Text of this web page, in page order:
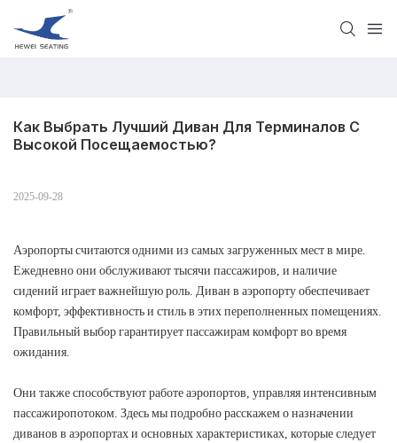
Как Выбрать Лучший Диван Для Терминалов С
Высокой Посещаемостью?
2025-09-28
Аэропорты считаются одними из самых загруженных мест в мире.
Ежедневно они обслуживают тысячи пассажиров, и наличие
сидений играет важнейшую роль. Диван в аэропорту обеспечивает
комфорт, эффективность и стиль в этих переполненных помещениях.
Правильный выбор гарантирует пассажирам комфорт во время
ожидания.
Они также способствуют работе аэропортов, управляя интенсивным
пассажиропотоком. Здесь мы подробно расскажем о назначении
диванов в аэропортах и ​​основных характеристиках, которые следует